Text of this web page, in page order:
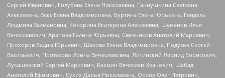
Сергей Иванович, Голубева Елена Николаевна, Ганнушкина Светлана
Алексеевна, Закс Елена Владимировна, Буртина Елена Юрьевна, Гендель
Людмила Залмановна, Кокорина Екатерина Алексеевна, Шуманов Илья
Вячеславович, Арапова Галина Юрьевна, Свечников Анатолий Мариевич,
Прохоров Вадим Юрьевич, Шахова Елена Владимировна, Подузов Сергей
Васильевич, Протасова Ирина Вячеславовна, Литинский Леонид Борисович,
Лукашевский Сергей Маркович, Бахмин Вячеслав Иванович, Шабад
Анатолий Ефимович, Сухих Дарья Николаевна, Орлов Олег Петрович,